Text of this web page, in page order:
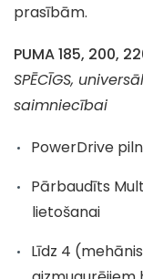
prasībām.
PUMA 185, 200,
SPĒCĪGS,
saimniecībai
PowerDrive
Pārbaudīts
lietošanai
Līdz 4